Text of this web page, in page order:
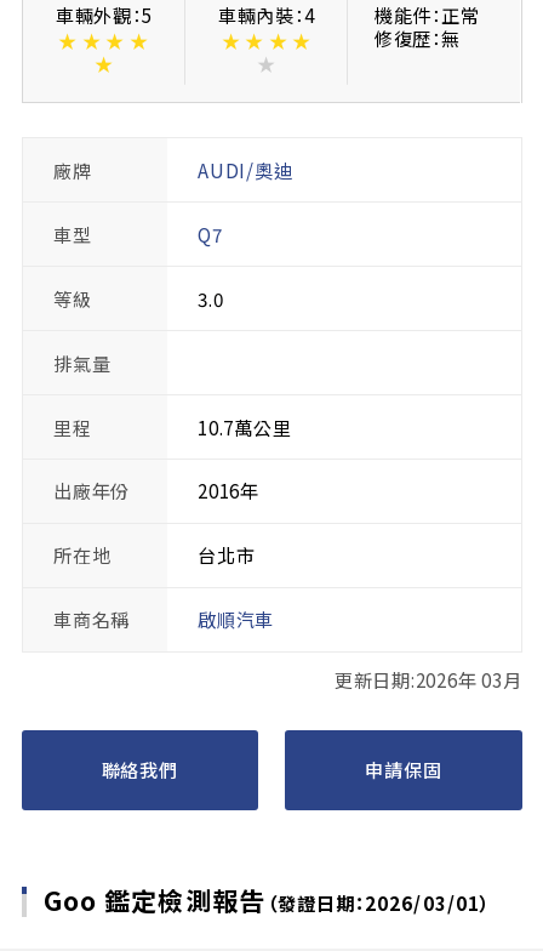
車輛外觀：5
★ ★ ★ ★
★
車輛內裝：4
★ ★ ★ ★
★
機能件：正常
修復歴：無
廠牌 AUDI/奧迪
車型 Q7
等級 3.0
排氣量
里程 10.7萬公里
出廠年份 2016年
所在地 台北市
車商名稱 啟順汽車
更新日期:2026年 03月
聯絡我們 申請保固
Goo 鑑定檢測報告 （發證日期：2026/03/01）